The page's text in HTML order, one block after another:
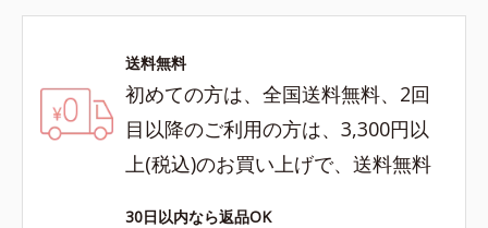
送料無料
初めての方は、全国送料無料、2回
目以降のご利用の方は、3,300円以
上(税込)のお買い上げで、送料無料
30日以内なら返品OK